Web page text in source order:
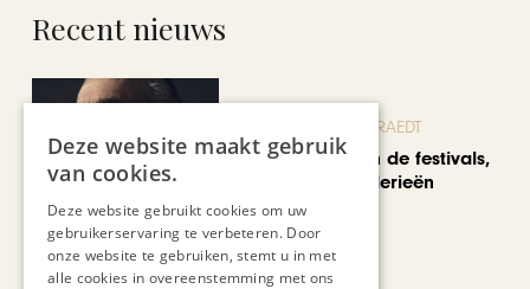
Recent nieuws
BLOG JO CORTENRAEDT
We verzuipen in de festivals,
feesten en braderieën
Deze website maakt gebruik
van cookies.
Deze website gebruikt cookies om uw
gebruikerservaring te verbeteren. Door
onze website te gebruiken, stemt u in met
alle cookies in overeenstemming met ons